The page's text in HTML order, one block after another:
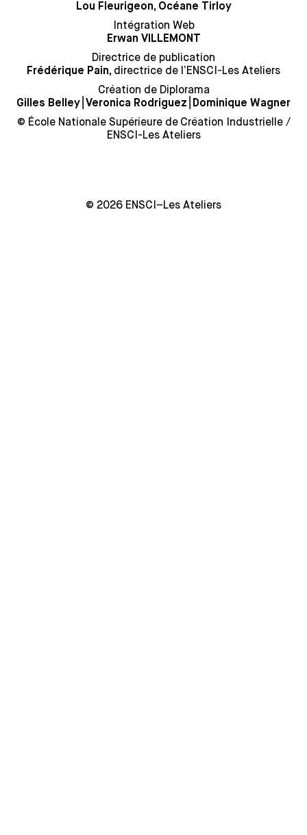
Lou Fleurigeon, Océane Tirloy
Intégration Web
Erwan VILLEMONT
Directrice de publication
Frédérique Pain, directrice de l’ENSCI-Les Ateliers
Création de Diplorama
Gilles Belley Veronica Rodriguez Dominique Wagner
© École Nationale Supérieure de Création Industrielle /
ENSCI-Les Ateliers
© 2026 ENSCI–Les Ateliers